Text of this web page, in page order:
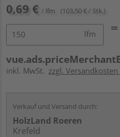
0,69 € / lfm (103,50 € / Stk.)
lfm
inkl. MwSt. zzgl.
Verkauf und Versand durch:
HolzLand Roeren
Krefeld